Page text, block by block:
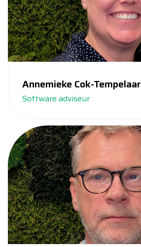
Software adviseur
Annemieke Cok-Tempelaar